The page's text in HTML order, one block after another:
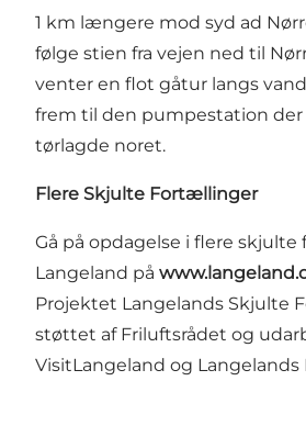
1 km længere mod syd ad
følge stien fra vejen ned til
venter en flot gåtur langs
frem til den pumpestation
tørlagde noret.
Flere Skjulte Fortællinger
Gå på opdagelse i flere
Langeland på
Projektet Langelands Skjulte
støttet af Friluftsrådet og
VisitLangeland og Langelands